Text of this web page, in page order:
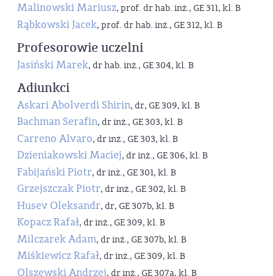
Malinowski Mariusz, prof. dr hab. inż., GE 311, kl. B
Rąbkowski Jacek, prof. dr hab. inż., GE 312, kl. B
Profesorowie uczelni
Jasiński Marek, dr hab. inż., GE 304, kl. B
Adiunkci
Askari Abolverdi Shirin, dr, GE 309, kl. B
Bachman Serafin, dr inż., GE 303, kl. B
Carreno Alvaro, dr inż., GE 303, kl. B
Dzieniakowski Maciej, dr inż., GE 306, kl. B
Fabijański Piotr, dr inż., GE 301, kl. B
Grzejszczak Piotr, dr inż., GE 302, kl. B
Husev Oleksandr, dr, GE 307b, kl. B
Kopacz Rafał, dr inż., GE 309, kl. B
Milczarek Adam, dr inż., GE 307b, kl. B
Miśkiewicz Rafał, dr inż., GE 309, kl. B
Olszewski Andrzej, dr inż., GE 307a, kl. B